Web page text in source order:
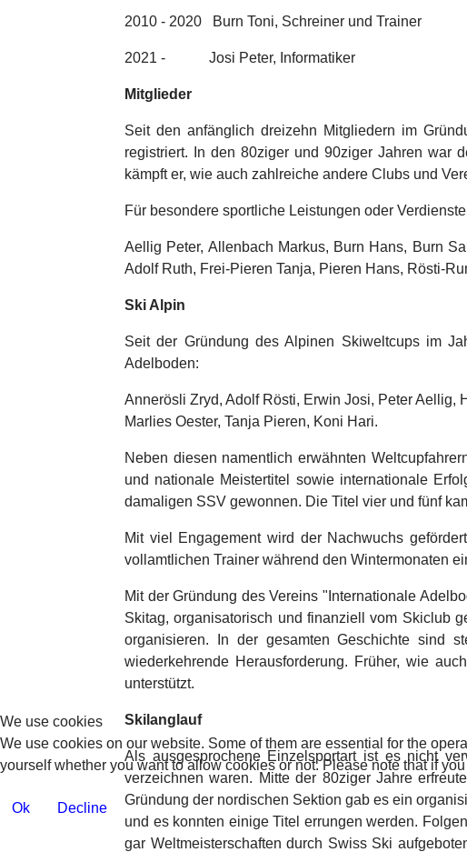
2010 - 2020 Burn Toni, Schreiner und Trainer
2021 - Josi Peter, Informatiker
Mitglieder
Seit den anfänglich dreizehn Mitgliedern im
registriert. In den 80ziger und 90ziger Jahren war
kämpft er, wie auch zahlreiche andere Clubs und
Für besondere sportliche Leistungen oder
Aellig Peter, Allenbach Markus, Burn Hans, Burn
Adolf Ruth, Frei-Pieren Tanja, Pieren Hans, Rösti-
Ski Alpin
Seit der Gründung des Alpinen Skiweltcups im
Adelboden:
Annerösli Zryd, Adolf Rösti, Erwin Josi, Peter Aellig,
Marlies Oester, Tanja Pieren, Koni Hari.
Neben diesen namentlich erwähnten
und nationale Meistertitel sowie internationale
damaligen SSV gewonnen. Die Titel vier und fünf
Mit viel Engagement wird der Nachwuchs
vollamtlichen Trainer während den Wintermonaten
Mit der Gründung des Vereins "Internationale
Skitag, organisatorisch und finanziell vom Skiclub
organisieren. In der gesamten Geschichte sind
wiederkehrende Herausforderung. Früher, wie
unterstützt.
Skilanglauf
Als ausgesprochene Einzelsportart ist es nicht
verzeichnen waren. Mitte der 80ziger Jahre
Gründung der nordischen Sektion gab es ein
und es konnten einige Titel errungen werden.
gar Weltmeisterschaften durch Swiss Ski
We use cookies
We use cookies on our website. Some of them are essential for the
yourself whether you want to allow cookies or not. Please note that if
Ok
Decline